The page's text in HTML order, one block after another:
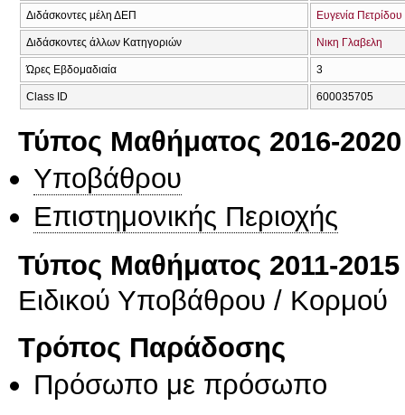
Διδάσκοντες μέλη ΔΕΠ Ευγενία Πετρίδου
Διδάσκοντες άλλων Κατηγοριών Νικη Γλαβελη
Ώρες Εβδομαδιαία 3
Class ID 600035705
Τύπος Μαθήματος 2016-2020
Υποβάθρου
Επιστημονικής Περιοχής
Τύπος Μαθήματος 2011-2015
Ειδικού Υποβάθρου / Κορμού
Τρόπος Παράδοσης
Πρόσωπο με πρόσωπο